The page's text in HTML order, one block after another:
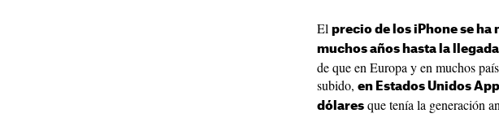
El precio de los iPhone se
muchos años hasta la
de que en Europa y en muchos
subido, en Estados Unidos
dólares que tenía la generación